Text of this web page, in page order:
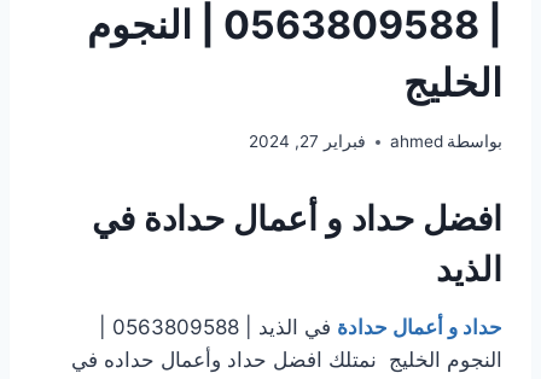
| 0563809588 | النجوم
الخليج
بواسطة ahmed فبراير 27, 2024
افضل حداد و أعمال حدادة في
الذيد
حداد و أعمال حدادة
النجوم الخليج نمتلك افضل حداد وأعمال حداده في